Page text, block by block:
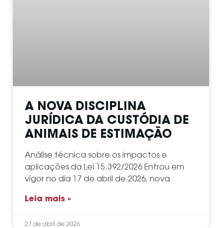
A NOVA DISCIPLINA
JURÍDICA DA CUSTÓDIA DE
ANIMAIS DE ESTIMAÇÃO
Análise técnica sobre os impactos e
aplicações da Lei 15.392/2026 Entrou em
vigor no dia 17 de abril de 2026, nova
Leia mais »
27 de abril de 2026